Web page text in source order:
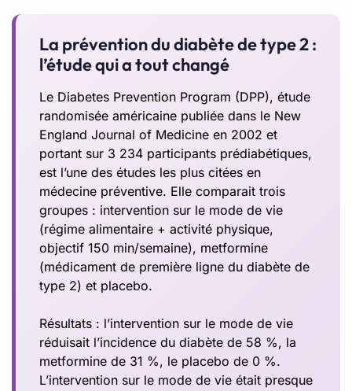
La prévention du diabète de type 2 :
l’étude qui a tout changé
Le Diabetes Prevention Program (DPP), étude
randomisée américaine publiée dans le New
England Journal of Medicine en 2002 et
portant sur 3 234 participants prédiabétiques,
est l’une des études les plus citées en
médecine préventive. Elle comparait trois
groupes : intervention sur le mode de vie
(régime alimentaire + activité physique,
objectif 150 min/semaine), metformine
(médicament de première ligne du diabète de
type 2) et placebo.
Résultats : l’intervention sur le mode de vie
réduisait l’incidence du diabète de 58 %, la
metformine de 31 %, le placebo de 0 %.
L’intervention sur le mode de vie était presque